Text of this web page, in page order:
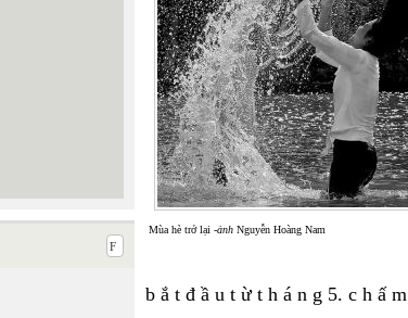
Mùa hè trở lại -ảnh Nguyễn Hoàng Nam
b ắ t đ ầ u t ừ t h á n g 5. c h ấ m